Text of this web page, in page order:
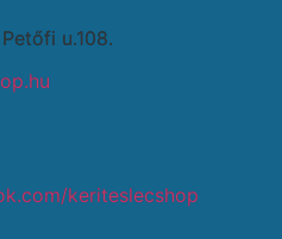
u.108.
keriteslecshop